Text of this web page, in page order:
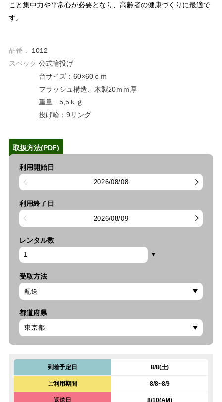
こと集中力や平常心が必要となり、高齢者の健康づくりに最適で
す。
品番：
1012
スペック 公式輪投げ
台サイズ：60×60ｃｍ
フラッシュ構造、木製20ｍｍ厚
重量：5,5ｋｇ
投げ輪：9リング
取扱方法(PDF)
利用開始日
2026/08/08
利用終了日
2026/08/09
レンタル数
受取方法
都道府県
到着予定日 8/8(土)
ご利用期間 8/8~8/9
返送日 8/10(AM)